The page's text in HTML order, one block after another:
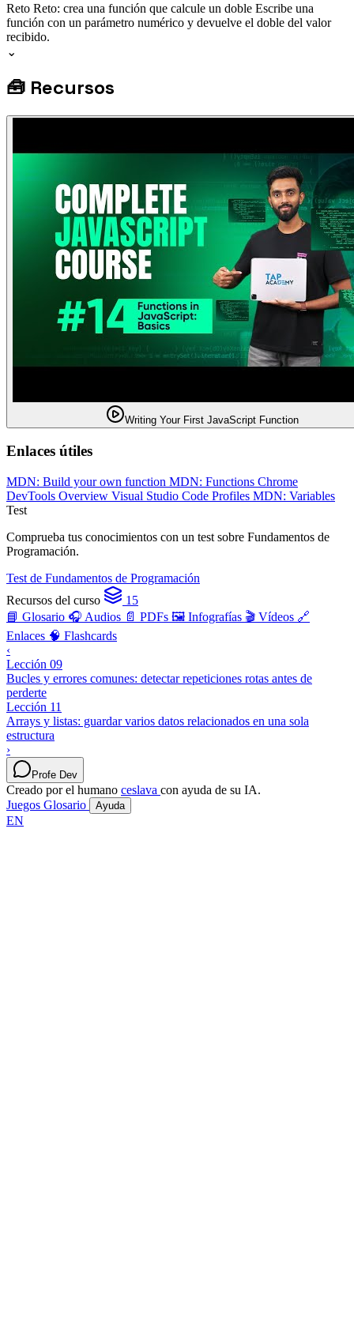
Reto Reto: crea una función que calcule un doble Escribe una
función con un parámetro numérico y devuelve el doble del valor
recibido.
⌄
🧰 Recursos
Writing Your First JavaScript Function
Enlaces útiles
MDN: Build your own function MDN: Functions Chrome
DevTools Overview Visual Studio Code Profiles MDN: Variables
Test
Comprueba tus conocimientos con un test sobre Fundamentos de
Programación.
Test de Fundamentos de Programación
Recursos del curso
15
📘 Glosario 🎧 Audios 📄 PDFs 🖼️ Infografías 🎬 Vídeos 🔗
Enlaces 🧠 Flashcards
‹
Lección 09
Bucles y errores comunes: detectar repeticiones rotas antes de
perderte
Lección 11
Arrays y listas: guardar varios datos relacionados en una sola
estructura
›
Profe Dev
Creado por el humano ceslava con ayuda de su IA.
Juegos Glosario Ayuda
EN